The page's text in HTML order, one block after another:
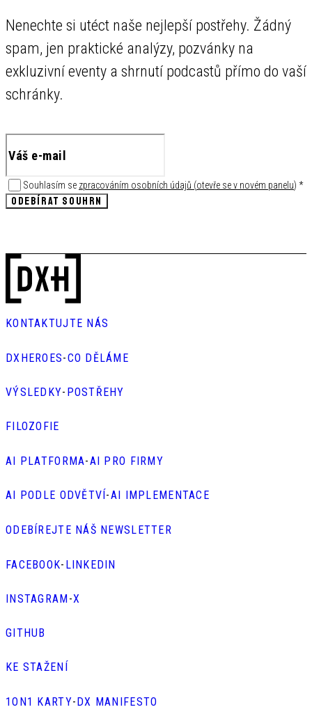
Nenechte si utéct naše nejlepší postřehy. Žádný
spam, jen praktické analýzy, pozvánky na
exkluzivní eventy a shrnutí podcastů přímo do vaší
schránky.
Souhlasím se zpracováním osobních údajů (otevře se v novém panelu) *
ODEBÍRAT SOUHRN
KONTAKTUJTE NÁS
DXHEROES-CO DĚLÁME
VÝSLEDKY- POSTŘEHY
FILOZOFIE
AI PLATFORMA-AI PRO FIRMY
AI PODLE ODVĚTVÍ -AI IMPLEMENTACE
ODEBÍREJTE NÁŠ NEWSLETTER
FACEBOOK- LINKEDIN
INSTAGRAM -X
GITHUB
KE STAŽENÍ
1ON1 KARTY- DX MANIFESTO